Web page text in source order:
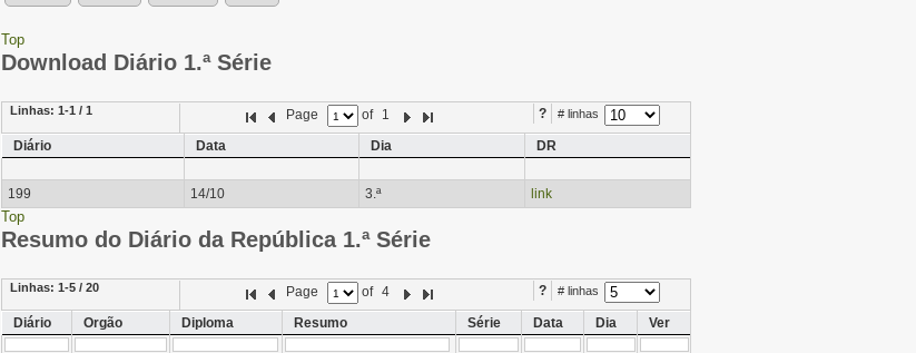
Top
Download Diário 1.ª Série
Linhas: 1-1 / 1 ? # linhas
Page of 1
Diário
Data Dia DR
199 14/10 3.ª link
Top
Resumo do Diário da República 1.ª Série
Linhas: 1-5 / 20 ? # linhas
Page of 4
Diário
Orgão Diploma Resumo Série Data Dia Ver